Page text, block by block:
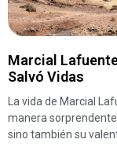
Marcial
Salvó Vidas
La vida de Marcial
manera
sino también su